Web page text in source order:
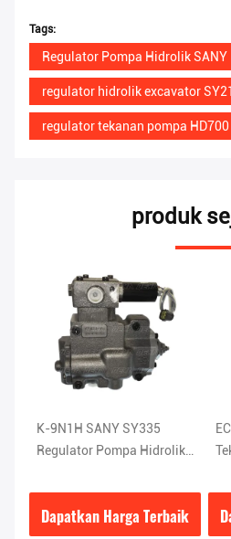
Tags:
Regulator Pompa Hidrolik SANY
regulator hidrolik excavator
regulator tekanan pompa HD700
produk
K-9N1H SANY SY335
Regulator Pompa Hidrolik
Dapatkan Harga Terbaik